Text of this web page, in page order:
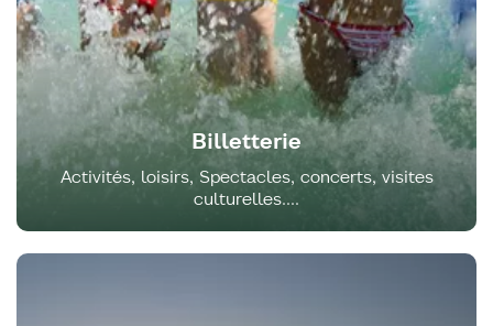
Billetterie
Activités, loisirs, Spectacles, concerts, visites
culturelles....